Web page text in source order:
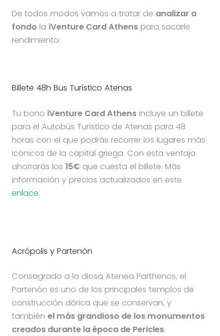
De todos modos vamos a tratar de analizar a
fondola iVenture Card Athenspara sacarle
rendimiento:
Billete 48h Bus Turístico Atenas
Tu bono iVenture Card Athensincluye un billete
para el Autobús Turístico de Atenas para 48
horas con el que podrás recorrer los lugares más
icónicos de la capital griega. Con esta ventaja
ahorrarás los 15€ que cuesta el billete. Más
información y precios actualizados en este
enlace.
Acrópolis y Partenón
Consagrado a la diosa Atenea Parthenos, el
Partenón es uno de los principales templos de
construcción dórica que se conservan, y
también el más grandioso de los monumentos
creados durante la época de Pericles.